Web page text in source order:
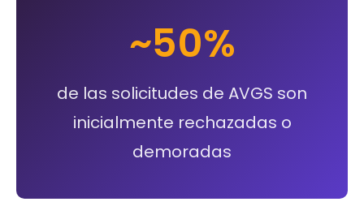
~50%
de las solicitudes de AVGS son
inicialmente rechazadas o
demoradas